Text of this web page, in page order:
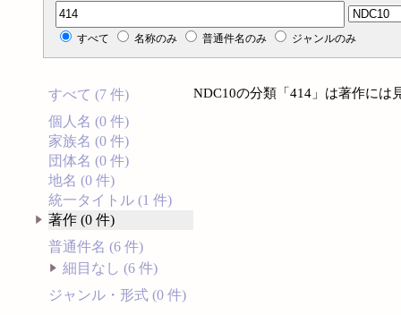
分類記号検索
すべて 名称のみ 普通件名のみ ジャンルのみ
すべて (7 件)
個人名 (0 件)
家族名 (0 件)
団体名 (0 件)
地名 (0 件)
統一タイトル (1 件)
著作 (0 件)
普通件名 (6 件)
細目なし (6 件)
ジャンル・形式 (0 件)
NDC10の分類「414」は著作には